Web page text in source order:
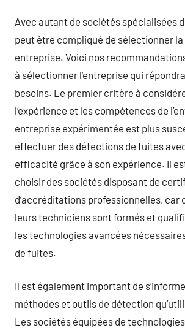
Avec autant de sociétés spécialisées
peut être compliqué de sélectionner la
entreprise. Voici nos
à sélectionner l’entreprise qui
besoins. Le premier critère à
l’expérience et les compétences de
entreprise expérimentée est plus
effectuer des détections de fuites
efficacité grâce à son expérience. Il
choisir des sociétés disposant de
d’accréditations professionnelles, car
leurs techniciens sont formés et
les technologies avancées
de fuites.
Il est également important de
méthodes et outils de détection
Les sociétés équipées de